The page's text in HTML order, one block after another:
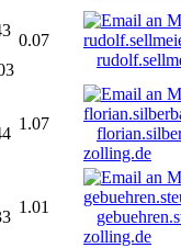
0.07
1.07
zolling.de
1.01
zolling.de